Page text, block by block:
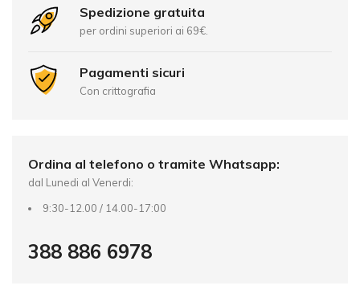
Spedizione gratuita
per ordini superiori ai 69€.
Pagamenti sicuri
Con crittografia
Ordina al telefono o tramite Whatsapp:
dal Lunedi al Venerdi:
9:30-12.00 / 14.00-17:00
388 886 6978